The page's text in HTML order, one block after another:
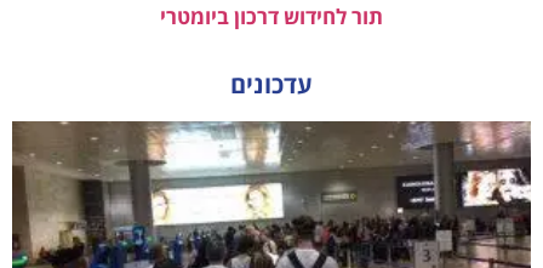
תור לחידוש דרכון ביומטרי
עדכונים